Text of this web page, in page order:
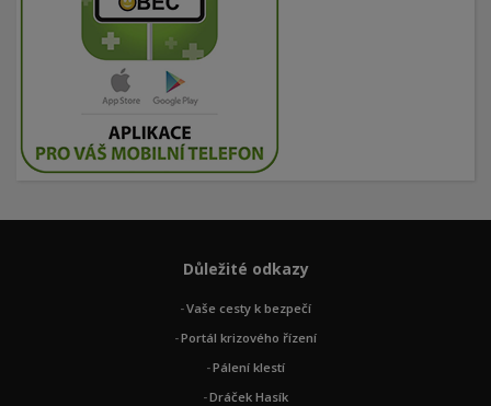
Důležité odkazy
Vaše cesty k bezpečí
Portál krizového řízení
Pálení klestí
Dráček Hasík